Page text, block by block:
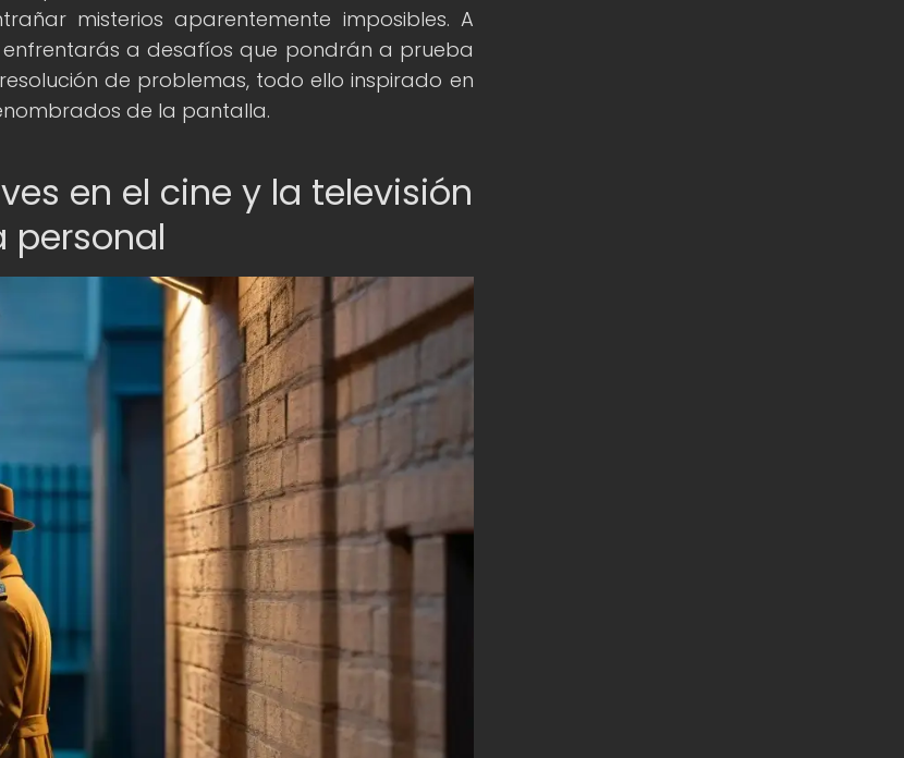
misterios aparentemente imposibles. A
a desafíos que pondrán a prueba
de problemas, todo ello inspirado en
de la pantalla.
en el cine y la televisión
personal